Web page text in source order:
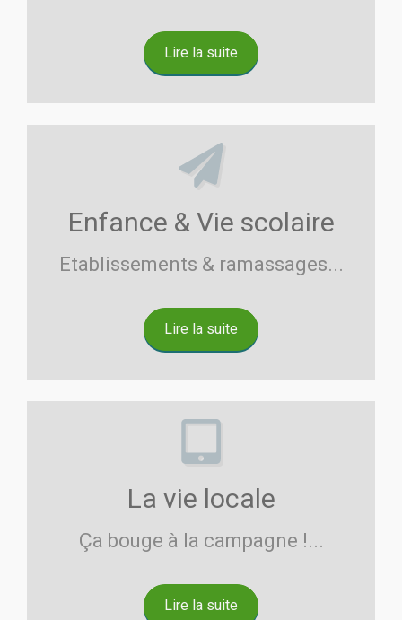
Lire la suite
Enfance & Vie scolaire
Etablissements & ramassages...
Lire la suite
La vie locale
Ça bouge à la campagne !...
Lire la suite